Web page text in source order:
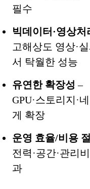
필수
빅데이터·영상처
고해상도 영상·
서 탁월한 성능
유연한 확장성 –
GPU·스토리지·
게 확장
운영 효율/비용
전력·공간·관리
과